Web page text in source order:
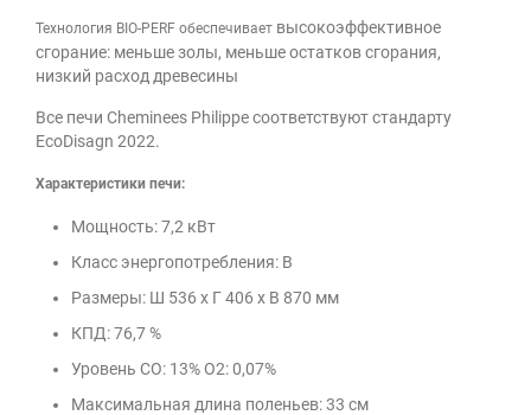
Технология BIO-PERF обеспечивает высокоэффективное
сгорание: меньше золы, меньше остатков сгорания,
низкий расход древесины
Все печи Cheminees Philippe соответствуют стандарту
EcoDisagn 2022.
Характеристики печи:
Мощность: 7,2 кВт
Класс энергопотребления: B
Размеры: Ш 536 х Г 406 х В 870 мм
КПД: 76,7 %
Уровень CO: 13% O2: 0,07%
Максимальная длина поленьев: 33 см